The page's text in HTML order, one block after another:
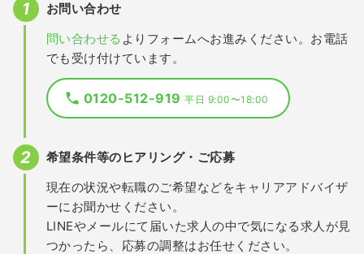
お問い合わせ
問い合わせる よりフォームへお進みください。お電話
でも受け付けています。
0120-512-919平日 9:00〜18:00
希望条件等のヒアリング・ご応募
現在の状況や転職のご希望などをキャリアアドバイザ
ーにお聞かせください。
LINEやメールにて届いた求人の中で気になる求人が見
つかったら、応募の調整はお任せください。